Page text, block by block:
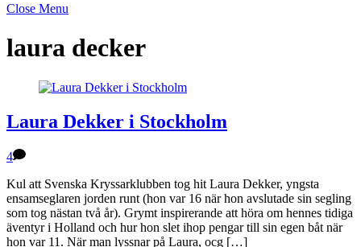
Close Menu
laura decker
Laura Dekker i Stockholm
4
Kul att Svenska Kryssarklubben tog hit Laura Dekker, yngsta
ensamseglaren jorden runt (hon var 16 när hon avslutade sin segling
som tog nästan två år). Grymt inspirerande att höra om hennes tidiga
äventyr i Holland och hur hon slet ihop pengar till sin egen båt när
hon var 11. När man lyssnar på Laura, ocg […]